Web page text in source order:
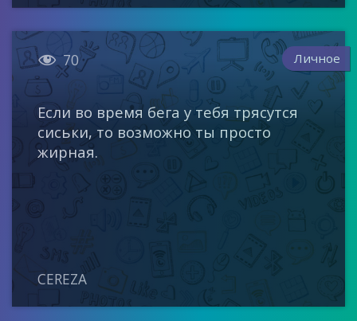
 70 Личное
Если во время бега у тебя трясутся
сиськи, то возможно ты просто
жирная.
CEREZA